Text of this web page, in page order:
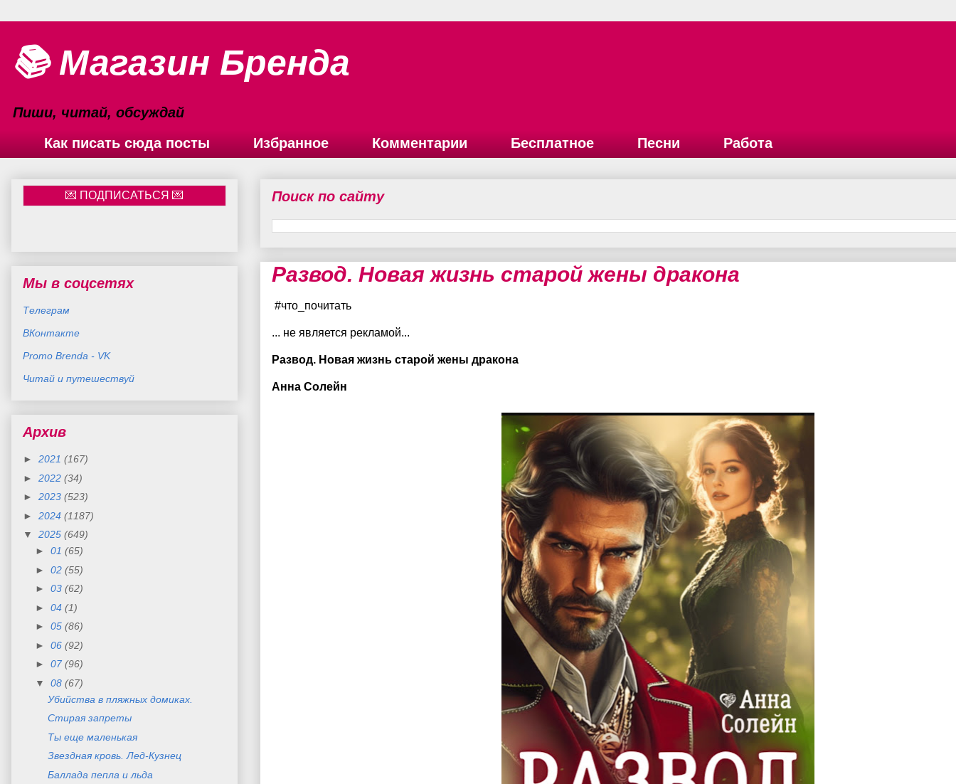
📚 Магазин Бренда
Пиши, читай, обсуждай
Как писать сюда посты
Избранное Комментарии Бесплатное Песни Работа
Поиск по сайту
Развод. Новая жизнь старой жены дракона
#что_почитать
... не является рекламой...
Развод. Новая жизнь старой жены дракона
Анна Солейн
Мы в соцсетях
Телеграм
ВКонтакте
Promo Brenda - VK
Читай и путешествуй
Архив
► 2021 (167)
► 2022 (34)
► 2023 (523)
► 2024 (1187)
▼ 2025 (649)
► 01 (65)
► 02 (55)
► 03 (62)
► 04 (1)
► 05 (86)
► 06 (92)
► 07 (96)
▼ 08 (67)
Убийства в пляжных домиках.
Стирая запреты
Ты еще маленькая
Звездная кровь. Лед-Кузнец
Баллада пепла и льда